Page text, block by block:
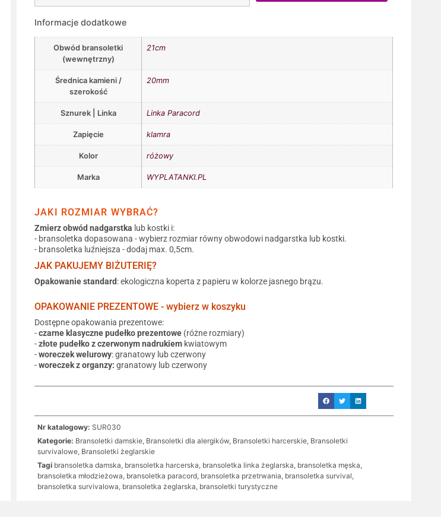
Informacje dodatkowe
Obwód bransoletki
(wewnętrzny)
21cm
Średnica kamieni /
szerokość
20mm
Sznurek | Linka Linka Paracord
Zapięcie klamra
Kolor różowy
Marka WYPLATANKI.PL
JAKI ROZMIAR WYBRAĆ?
Zmierz obwód nadgarstka lub kostki i:
- bransoletka dopasowana - wybierz rozmiar równy obwodowi nadgarstka lub kostki.
- bransoletka luźniejsza - dodaj max. 0,5cm.
JAK PAKUJEMY BIŻUTERIĘ?
Opakowanie standard: ekologiczna koperta z papieru w kolorze jasnego brązu.
OPAKOWANIE PREZENTOWE - wybierz w koszyku
Dostępne opakowania prezentowe:
-czarne klasyczne pudełko prezentowe (różne rozmiary)
-złote pudełko z czerwonym nadrukiem kwiatowym
-woreczek welurowy: granatowy lub czerwony
-woreczek z organzy: granatowy lub czerwony
Nr katalogowy: SUR030
Kategorie: Bransoletki damskie, Bransoletki dla alergików, Bransoletki harcerskie, Bransoletki
survivalowe, Bransoletki żeglarskie
Tagi bransoletka damska, bransoletka harcerska, bransoletka linka żeglarska, bransoletka męska,
bransoletka młodzieżowa, bransoletka paracord, bransoletka przetrwania, bransoletka survival,
bransoletka survivalowa, bransoletka żeglarska, bransoletki turystyczne